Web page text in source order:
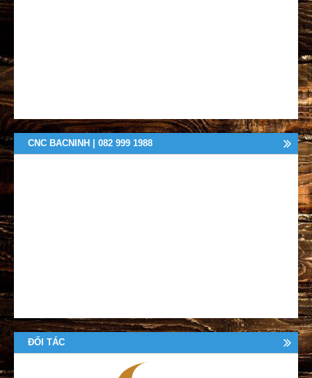
CNC BACNINH | 082 999 1988
ĐỐI TÁC